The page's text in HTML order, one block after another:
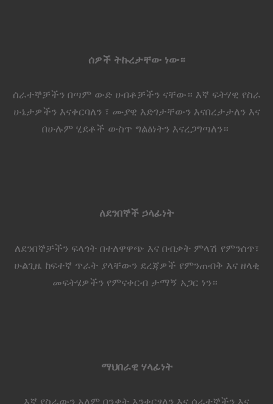
ሰዎች ትኩረታቸው ነው።
ሰራተኞቻችን በጣም ውድ ሀብቶቻችን ናቸው። እኛ ፍትሃዊ የስራ
ሁኔታዎችን እናቀርባለን ፣ ሙያዊ እድገታቸውን እናበረታታለን እና
በሁሉም ሂደቶች ውስጥ ግልፅነትን እናረጋግጣለን።
ለደንበኞች ኃላፊነት
ለደንበኞቻችን ፍላጎት በተለዋዋጭ እና በብቃት ምላሽ የምንሰጥ፣
ሁልጊዜ ከፍተኛ ጥራት ያላቸውን ደረጃዎች የምንጠብቅ እና ዘላቂ
መፍትሄዎችን የምናቀርብ ታማኝ አጋር ነን።
ማህበራዊ ሃላፊነት